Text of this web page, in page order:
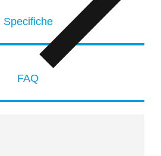
Specifiche
FAQ